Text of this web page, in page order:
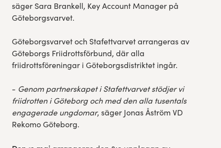
säger Sara Brankell, Key Account Manager på
Göteborgsvarvet.
Göteborgsvarvet och Stafettvarvet arrangeras av
Göteborgs Friidrottsförbund, där alla
friidrottsföreningar i Göteborgsdistriktet ingår.
- Genom partnerskapet i Stafettvarvet stödjer vi
friidrotten i Göteborg och med den alla tusentals
engagerade ungdomar, säger Jonas Åström VD
Rekomo Göteborg.